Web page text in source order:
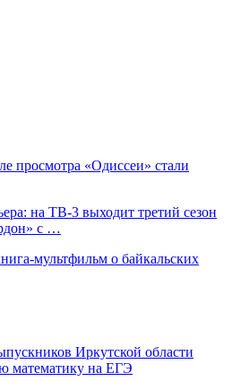
просмотра «Одиссеи» стали
на ТВ-3 выходит третий сезон
с …
мультфильм о байкальских
Иркутской области
математику на ЕГЭ